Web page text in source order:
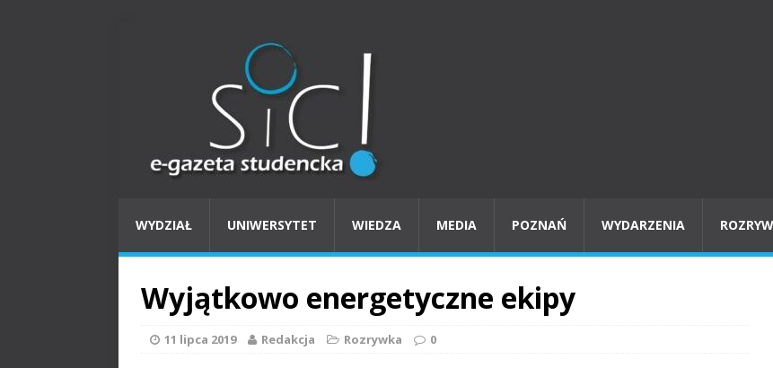
WYDZIAŁ UNIWERSYTET WIEDZA MEDIA POZNAŃ WYDARZENIA
Wyjątkowo energetyczne ekipy
11 lipca 2019 Redakcja Rozrywka 0